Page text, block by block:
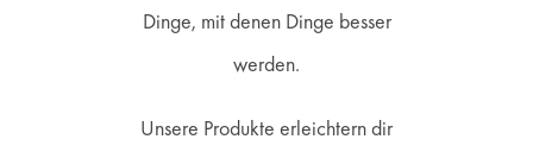
Dinge, mit denen Dinge besser
werden.
Unsere Produkte erleichtern dir